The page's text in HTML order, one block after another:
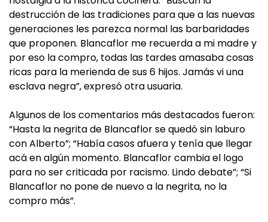
destrucción de las tradiciones para que a las nuevas
generaciones les parezca normal las barbaridades
que proponen. Blancaflor me recuerda a mi madre y
por eso la compro, todas las tardes amasaba cosas
ricas para la merienda de sus 6 hijos. Jamás vi una
esclava negra”, expresó otra usuaria.
Algunos de los comentarios más destacados fueron:
“Hasta la negrita de Blancaflor se quedó sin laburo
con Alberto”; “Había casos afuera y tenía que llegar
acá en algún momento. Blancaflor cambia el logo
para no ser criticada por racismo. Lindo debate”; “Si
Blancaflor no pone de nuevo a la negrita, no la
compro más”.